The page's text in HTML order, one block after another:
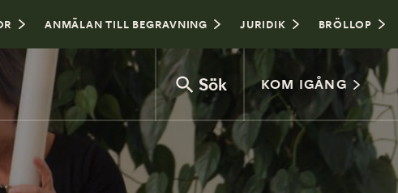
ANMÄLAN TILL BEGRAVNING JURIDIK BRÖLLOP
Sök KOM IGÅNG